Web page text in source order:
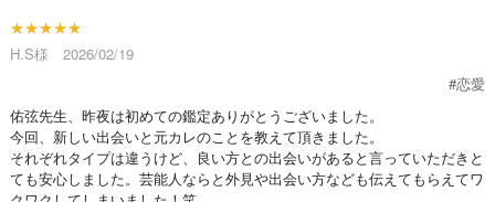
★★★★★
H.S様 2026/02/19
#恋愛
佑弦先生、昨夜は初めての鑑定ありがとうございました。
今回、新しい出会いと元カレのことを教えて頂きました。
それぞれタイプは違うけど、良い方との出会いがあると言っていただきと
ても安心しました。芸能人ならと外見や出会い方なども伝えてもらえてワ